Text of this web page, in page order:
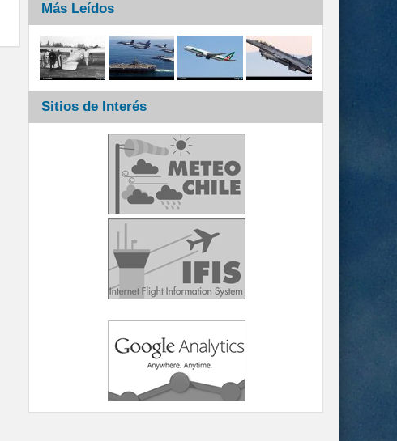
Más Leídos
Sitios de Interés